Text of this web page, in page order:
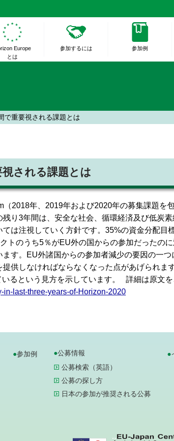
Europe
とは
参加するには 参加例
で重要視される課題とは
される課題とは
2018年、2019年および2020年の募集課題
り3年間は、安全な社会、循環経済及び低炭
は注視していく方針です。35%の資金分配
のうち5％がEU外の国からの参加だったの
す。EU外諸国からの参加者減少の要因の一
供しなければならなくなった点があげられ
るという見方を示しています。 詳細は原文
last-three-years-of-Horizon-2020
参加例
公募情報
公募検索（英語）
公募の探し方
日本の参加が推奨される公募